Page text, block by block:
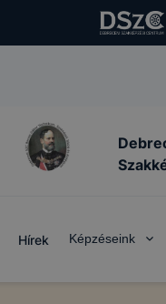
Hírek Képzéseink